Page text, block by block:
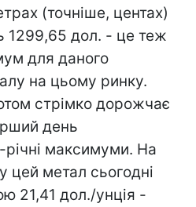
(точніше, центах)
1299,65 дол. - це теж
для даного
на цьому ринку.
стрімко дорожчає
день
максимуми. На
метал сьогодні
21,41 дол./унція -